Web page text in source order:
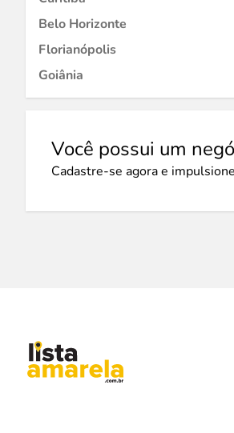
Belo Horizonte
Florianópolis
Goiânia
Você possui um
Cadastre-se agora e